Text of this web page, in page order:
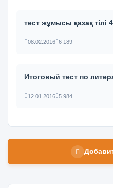
тест жұмысы қазақ тілі
08.02.2016 6 189
Итоговый тест по
12.01.2016 5 984